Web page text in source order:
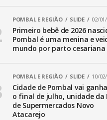
POMBAL E REGIÃO SLIDE 02/
Primeiro bebê de 2026
Pombal é uma menina e
mundo por parto cesariana
POMBAL E REGIÃO SLIDE 10/
Cidade de Pombal vai
o final de julho, unidade da
de Supermercados Novo
Atacarejo